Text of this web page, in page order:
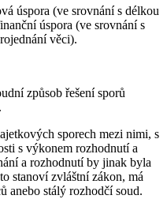
úspora (ve srovnání s délkou
úspora (ve srovnání s
věci).
způsob řešení sporů
sporech mezi nimi, s
s výkonem rozhodnutí a
a rozhodnutí by jinak byla
stanoví zvláštní zákon, má
anebo stálý rozhodčí soud.